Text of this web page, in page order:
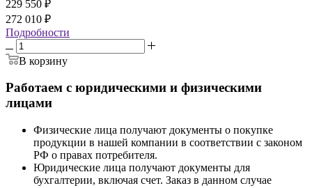
229 550 ₽
272 010 ₽
Подробности
В корзину
Работаем с юридическими и физическими
лицами
Физические лица получают документы о покупке
продукции в нашей компании в соответствии с законом
РФ о правах потребителя.
Юридические лица получают документы для
бухгалтерии, включая счет. Заказ в данном случае